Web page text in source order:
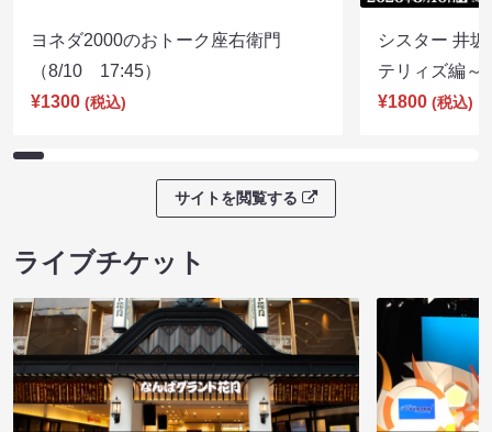
ヨネダ2000のおトーク座右衛門
（8/10 17:45）
¥1300 (税込)
シスター 井
テリィズ編
¥1800 (税込)
サイトを閲覧する
ライブチケット